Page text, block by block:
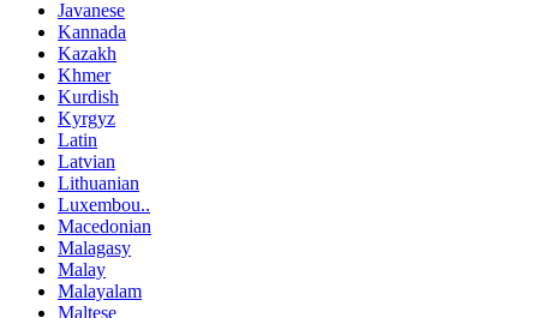
Javanese
Kannada
Kazakh
Khmer
Kurdish
Kyrgyz
Latin
Latvian
Lithuanian
Luxembou..
Macedonian
Malagasy
Malay
Malayalam
Maltese